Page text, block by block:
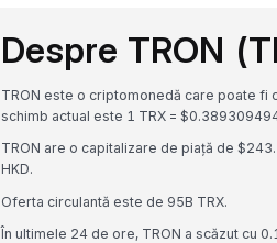
Despre TRON
TRON este o criptomonedă care poate fi
schimb actual este 1 TRX =
TRON are o capitalizare de piață de
HKD.
Oferta circulantă este de 95B TRX.
În ultimele 24 de ore, TRON a scăzut cu